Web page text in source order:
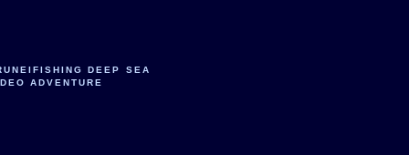
DEEP SEA
ADVENTURE